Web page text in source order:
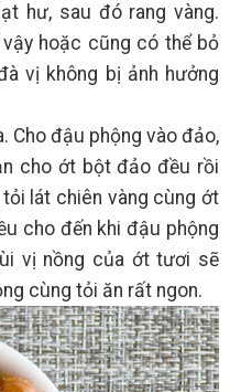
hư, sau đó rang vàng.
hoặc cũng có thể bỏ
vị không bị ảnh hưởng
Cho đậu phộng vào đảo,
cho ớt bột đảo đều rồi
lát chiên vàng cùng ớt
cho đến khi đậu phộng
vị nồng của ớt tươi sẽ
cùng tỏi ăn rất ngon.